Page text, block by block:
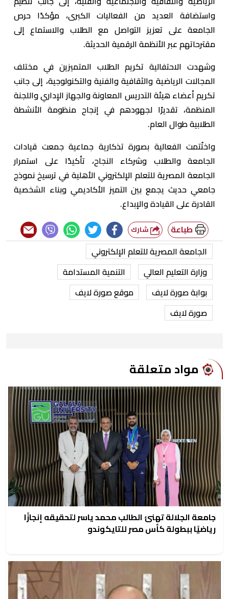
واستضافة العديد من الفعاليات الكبرى، مؤكدًا حرص
الجامعة على تعزيز التواصل مع الطلاب والاستماع إلى
مقترحاتهم عبر الأنظمة الرقمية الحديثة.
وشهدت الاحتفالية تكريم الطلاب المتميزين في مختلف
المجالات الرياضية والثقافية والفنية والتكنولوجية، إلى جانب
تكريم أعضاء هيئة التدريس المعاونة والجهاز الإداري واللجنة
المنظمة، تقديرًا لجهودهم في إنجاح منظومة الأنشطة
الطلابية طوال العام.
واختُتمت الفعالية بصورة تذكارية جماعية جمعت قيادات
الجامعة والطلاب وشركاء النجاح، تأكيدًا على استمرار
الجامعة المصرية للتعلم الإلكتروني الأهلية في ترسيخ نموذج
جامعي حديث يجمع بين التميز الأكاديمي وبناء الشخصية
القادرة على القيادة والإبداع.
طباعة
الجامعة المصرية للتعلم الإلكتروني
وزارة التعليم العالي
التنمية المستدامة
بوابة صورة لايف
موقع صورة لايف
صورة لايف
مواد متعلقة
جامعة الجلالة تهنئ الطالب محمد ياسر لتحقيقه إنجازًا
رياضيًا ببطولة كأس مصر للتايكوندو